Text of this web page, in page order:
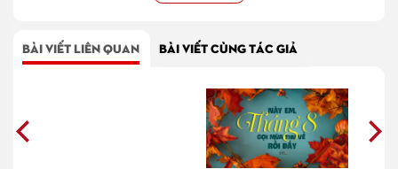
BÀI VIẾT LIÊN QUAN BÀI VIẾT CÙNG TÁC GIẢ